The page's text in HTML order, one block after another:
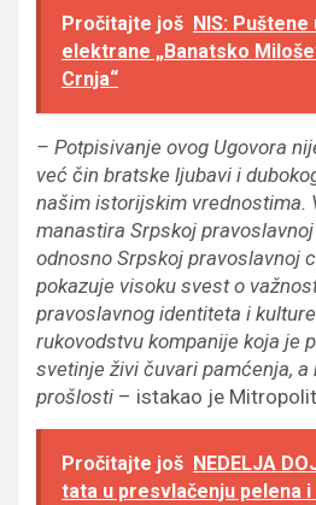
Pročitajte još NIS:
elektrane „Banatsko
Crnja“
– Potpisivanje ovog Ugovora
već čin bratske ljubavi i
našim istorijskim vrednostima.
manastira Srpskoj
odnosno Srpskoj pravoslavnoj
pokazuje visoku svest o
pravoslavnog identiteta i
rukovodstvu kompanije koja je
svetinje živi čuvari pamćenja,
prošlosti – istakao je
Pročitajte još NEDELJA
tata u presvlačenju pelena